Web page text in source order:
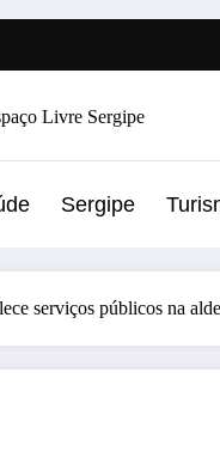
Sergipe
serviços públicos na